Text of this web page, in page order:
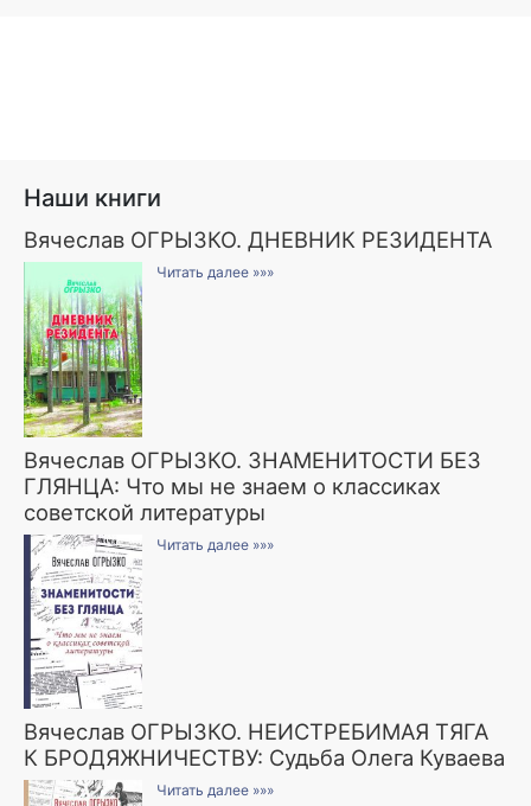
Наши книги
Вячеслав ОГРЫЗКО. ДНЕВНИК РЕЗИДЕНТА
Читать далее »»»
Вячеслав ОГРЫЗКО. ЗНАМЕНИТОСТИ БЕЗ
ГЛЯНЦА: Что мы не знаем о классиках
советской литературы
Читать далее »»»
Вячеслав ОГРЫЗКО. НЕИСТРЕБИМАЯ ТЯГА
К БРОДЯЖНИЧЕСТВУ: Судьба Олега Куваева
Читать далее »»»